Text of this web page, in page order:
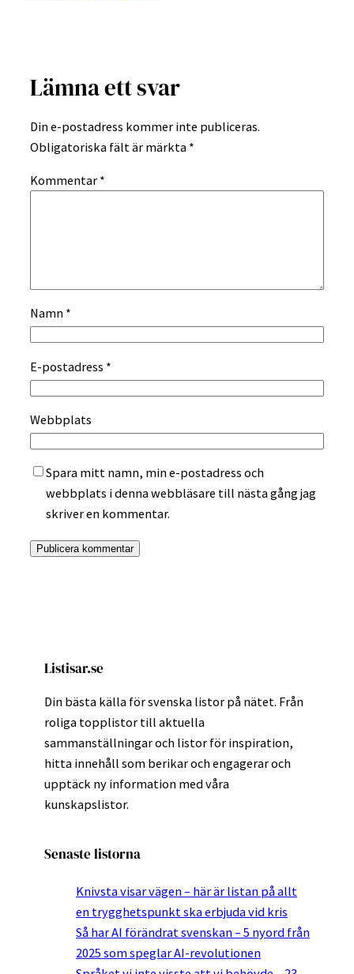
Lämna ett svar
Din e-postadress kommer inte publiceras.
Obligatoriska fält är märkta *
Kommentar *
Namn *
E-postadress *
Webbplats
Spara mitt namn, min e-postadress och
webbplats i denna webbläsare till nästa gång jag
skriver en kommentar.
Listisar.se
Din bästa källa för svenska listor på nätet. Från
roliga topplistor till aktuella
sammanställningar och listor för inspiration,
hitta innehåll som berikar och engagerar och
upptäck ny information med våra
kunskapslistor.
Senaste listorna
Knivsta visar vägen – här är listan på allt
en trygghetspunkt ska erbjuda vid kris
Så har AI förändrat svenskan – 5 nyord från
2025 som speglar AI-revolutionen